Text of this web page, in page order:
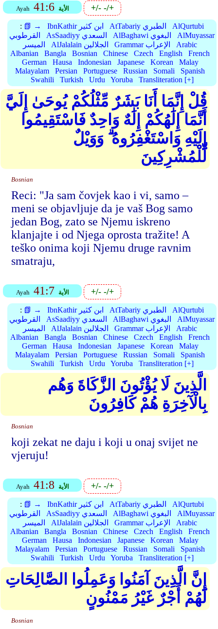
Ayah 41:6 الأية +/--/+
: 📗 → IbnKathir ابن كثير AtTabariy الطبري
AlQurtubi
القرطوبي
AsSaadiyy السعدي AlBaghawi البغوي
AlMuyassar
الميسر
AlJalalain الجلالين Grammar الإعراب
Arabic
Albanian
Bangla Bosnian Chinese Czech English
French
German
Hausa Indonesian Japanese Korean
Malay
Malayalam
Persian Portuguese Russian Somali
Spanish
Swahili
Turkish Urdu Yoruba Transliteration [+]
قُلْ إِنَّمَا أَنَا بَشَرٌ مِّثْلُكُمْ يُوحَىٰ إِلَيَّ
أَنَّمَا إِلَٰهُكُمْ إِلَٰهٌ وَاحِدٌ فَاسْتَقِيمُوا
إِلَيْهِ وَاسْتَغْفِرُوهُ ۗ وَوَيْلٌ
لِّلْمُشْرِكِينَ
Bosnian
Reci: "Ja sam čovjek kao i vi, samo –
meni se objavljuje da je vaš Bog samo
jedan Bog, zato se Njemu iskreno
klanjajte i od Njega oprosta tražite! A
teško onima koji Njemu druge ravnim
smatraju,
Ayah 41:7 الأية +/--/+
: 📗 → IbnKathir ابن كثير AtTabariy الطبري
AlQurtubi
القرطوبي
AsSaadiyy السعدي AlBaghawi البغوي
AlMuyassar
الميسر
AlJalalain الجلالين Grammar الإعراب
Arabic
Albanian
Bangla Bosnian Chinese Czech English
French
German
Hausa Indonesian Japanese Korean
Malay
Malayalam
Persian Portuguese Russian Somali
Spanish
Swahili
Turkish Urdu Yoruba Transliteration [+]
الَّذِينَ لَا يُؤْتُونَ الزَّكَاةَ وَهُم
بِالْآخِرَةِ هُمْ كَافِرُونَ
Bosnian
koji zekat ne daju i koji u onaj svijet ne
vjeruju!
Ayah 41:8 الأية +/--/+
: 📗 → IbnKathir ابن كثير AtTabariy الطبري
AlQurtubi
القرطوبي
AsSaadiyy السعدي AlBaghawi البغوي
AlMuyassar
الميسر
AlJalalain الجلالين Grammar الإعراب
Arabic
Albanian
Bangla Bosnian Chinese Czech English
French
German
Hausa Indonesian Japanese Korean
Malay
Malayalam
Persian Portuguese Russian Somali
Spanish
Swahili
Turkish Urdu Yoruba Transliteration [+]
إِنَّ الَّذِينَ آمَنُوا وَعَمِلُوا الصَّالِحَاتِ
لَهُمْ أَجْرٌ غَيْرُ مَمْنُونٍ
Bosnian